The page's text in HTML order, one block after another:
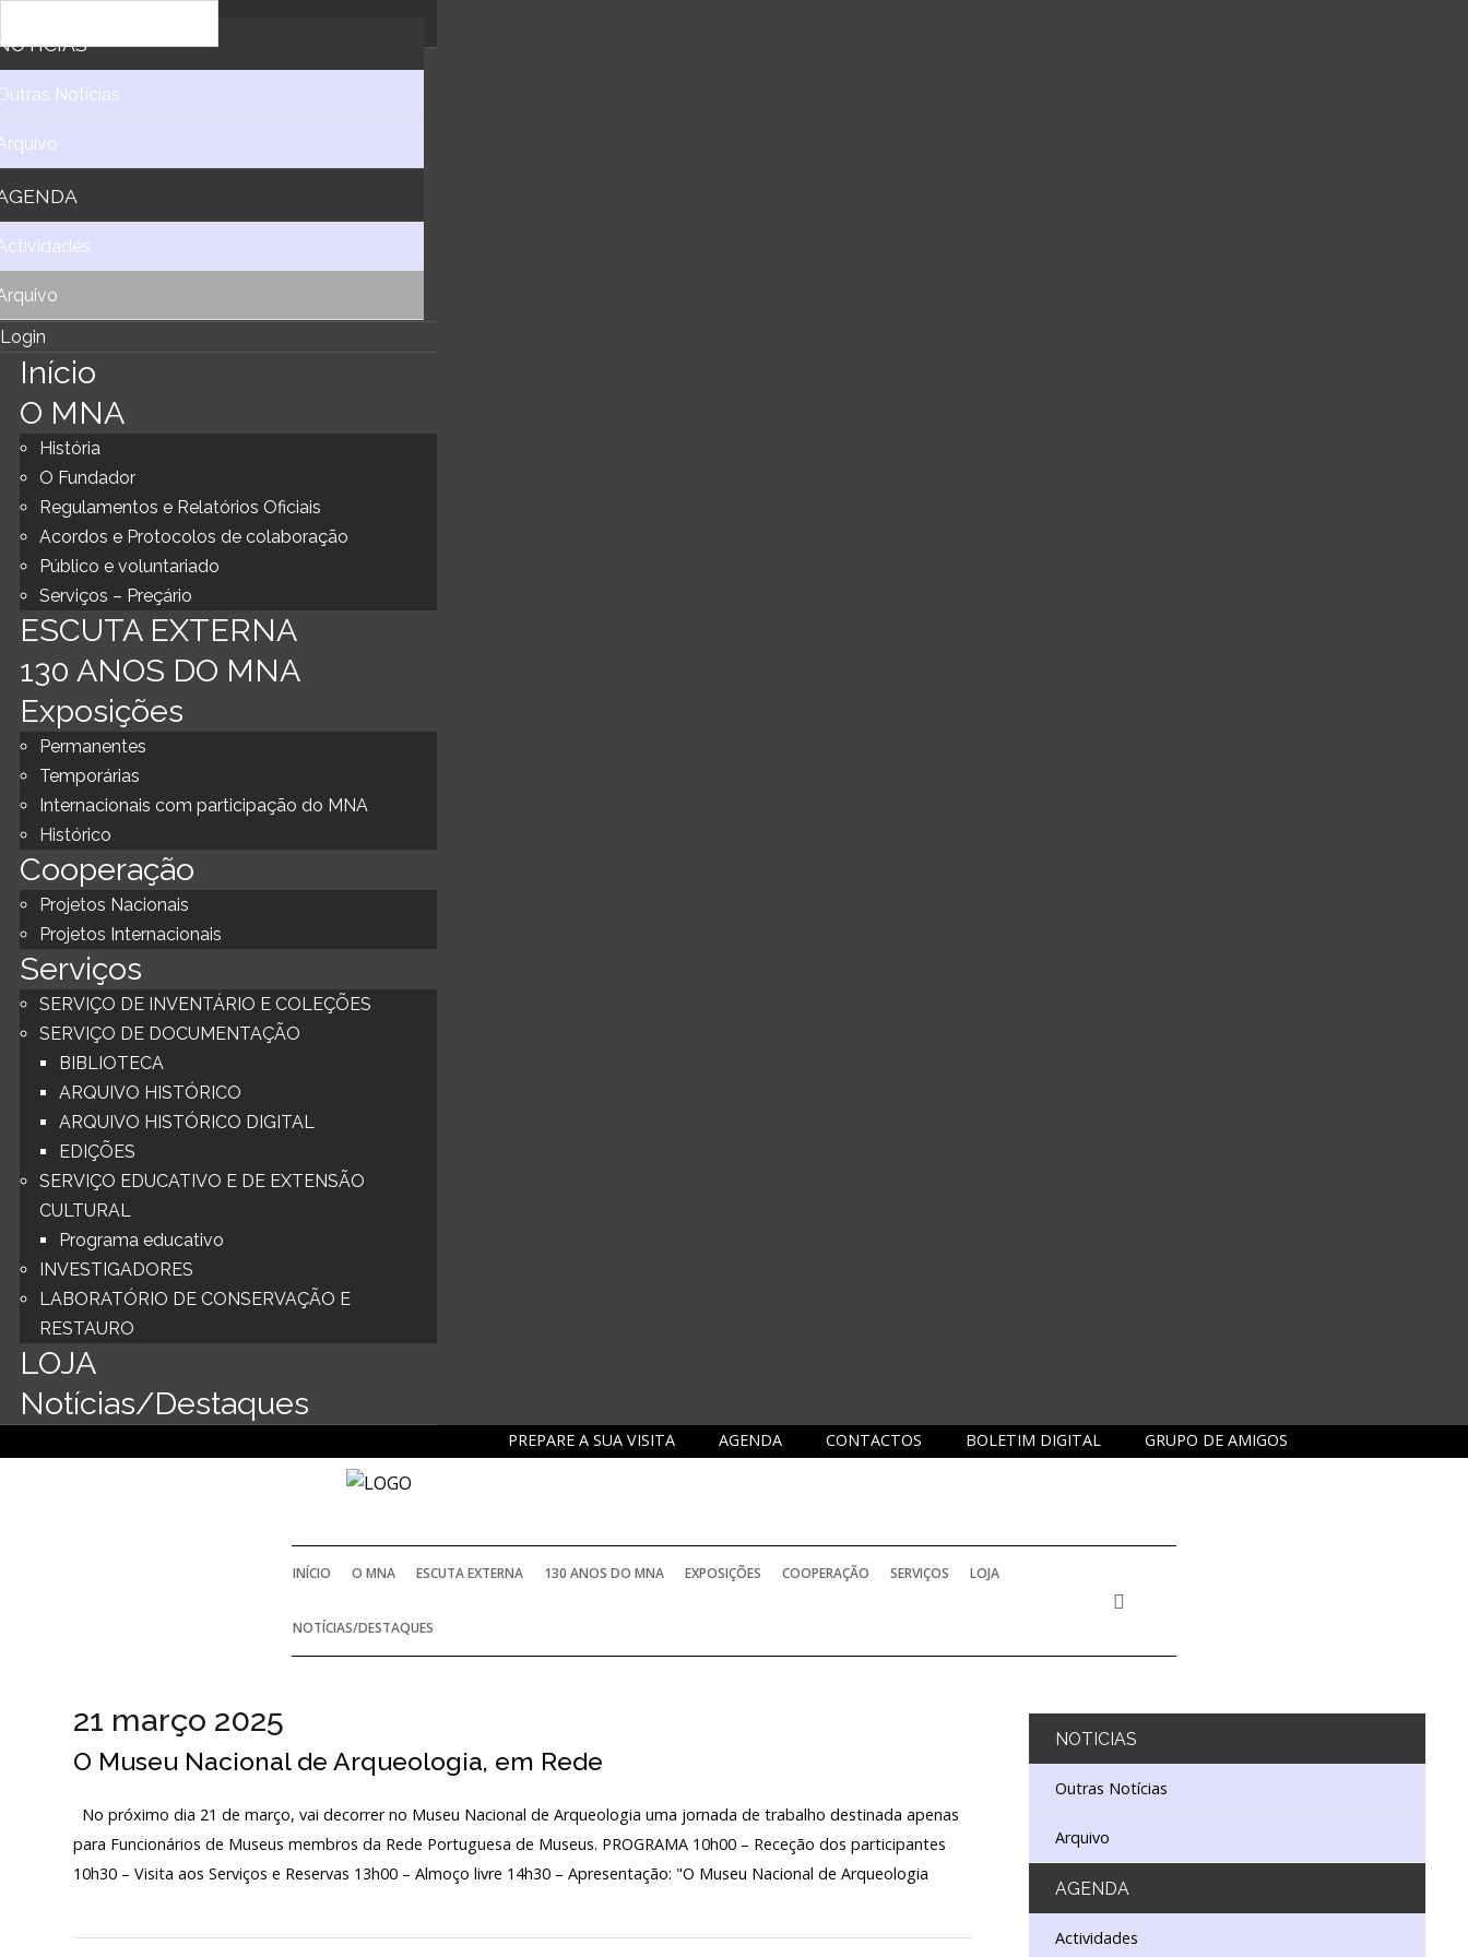
Notícias
Login
Início
O MNA
História
O Fundador
Regulamentos e Relatórios Oficiais
Acordos e Protocolos de colaboração
Público e voluntariado
Serviços – Preçário
ESCUTA EXTERNA
130 ANOS DO MNA
Exposições
Permanentes
Temporárias
Internacionais com participação do MNA
Histórico
Cooperação
Projetos Nacionais
Projetos Internacionais
Serviços
SERVIÇO DE INVENTÁRIO E COLEÇÕES
SERVIÇO DE DOCUMENTAÇÃO
BIBLIOTECA
ARQUIVO HISTÓRICO
ARQUIVO HISTÓRICO DIGITAL
EDIÇÕES
SERVIÇO EDUCATIVO E DE EXTENSÃO
CULTURAL
Programa educativo
INVESTIGADORES
LABORATÓRIO DE CONSERVAÇÃO E
RESTAURO
LOJA
Notícias/Destaques
GRUPO DE AMIGOS
BOLETIM DIGITAL
CONTACTOS
AGENDA
PREPARE A SUA VISITA
INÍCIO O MNA ESCUTA EXTERNA 130 ANOS DO MNA EXPOSIÇÕES COOPERAÇÃO SERVIÇOS LOJA
NOTÍCIAS/DESTAQUES
21 março 2025
O Museu Nacional de Arqueologia, em Rede
No próximo dia 21 de março, vai decorrer no Museu Nacional de Arqueologia uma jornada de trabalho destinada apenas
para Funcionários de Museus membros da Rede Portuguesa de Museus. PROGRAMA 10h00 – Receção dos participantes
10h30 – Visita aos Serviços e Reservas 13h00 – Almoço livre 14h30 – Apresentação: "O Museu Nacional de Arqueologia
NOTICIAS
Outras Notícias
Arquivo
AGENDA
Actividades